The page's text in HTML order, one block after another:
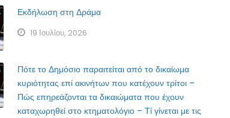
Εκδήλωση στη Δράμα
19 Ιουλίου, 2026
Πότε το Δημόσιο παραιτείται από το δικαίωμα
κυριότητας επί ακινήτων που κατέχουν τρίτοι –
Πώς επηρεάζονται τα δικαιώματα που έχουν
καταχωρηθεί στο κτηματολόγιο – Τί γίνεται με τις